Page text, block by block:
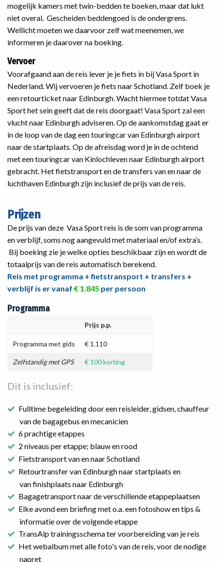
mogelijk kamers met twin-bedden te boeken, maar dat lukt
niet overal. Gescheiden beddengoed is de ondergrens.
Wellicht moeten we daarvoor zelf wat meenemen, we
informeren je daarover na boeking.
Vervoer
Voorafgaand aan de reis lever je je fiets in bij Vasa Sport in
Nederland. Wij vervoeren je fiets naar Schotland. Zelf boek je
een retourticket naar Edinburgh. Wacht hiermee totdat Vasa
Sport het sein geeft dat de reis doorgaat! Vasa Sport zal een
vlucht naar Edinburgh adviseren. Op de aankomstdag gaat er
in de loop van de dag een touringcar van Edinburgh airport
naar de startplaats. Op de afreisdag word je in de ochtend
met een touringcar van Kinlochleven naar Edinburgh airport
gebracht. Het fietstransport en de transfers van en naar de
luchthaven Edinburgh zijn inclusief de prijs van de reis.
Prijzen
De prijs van deze Vasa Sport reis is de som van programma
en verblijf, soms nog aangevuld met materiaal en/of extra’s.
Bij boeking zie je welke opties beschikbaar zijn en wordt de
totaalprijs van de reis automatisch berekend.
Reis met programma + fietstransport + transfers +
verblijf is er vanaf € 1.845 per persoon
Programma
Prijs p.p.
Programma met gids € 1.110
Zelfstandig met GPS € 100 korting
Dit is inclusief:
Fulltime begeleiding door een reisleider, gidsen, chauffeur
van de bagagebus en mecanicien
6 prachtige etappes
2 niveaus per etappe; blauw en rood
Fietstransport van en naar Schotland
Retourtransfer van Edinburgh naar startplaats en
van finishplaats naar Edinburgh
Bagagetransport naar de verschillende etappeplaatsen
Elke avond een briefing met o.a. een fotoshow en tips &
informatie over de volgende etappe
TransAlp trainingsschema ter voorbereiding van je reis
Het webalbum met alle foto's van de reis, voor de nodige
napret